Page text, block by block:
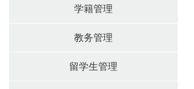
学籍管理
教务管理
留学生管理